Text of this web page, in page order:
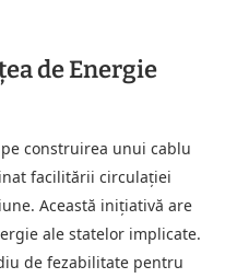
de Energie
construirea unui cablu
facilitării circulației
Această inițiativă are
ale statelor implicate.
de fezabilitate pentru